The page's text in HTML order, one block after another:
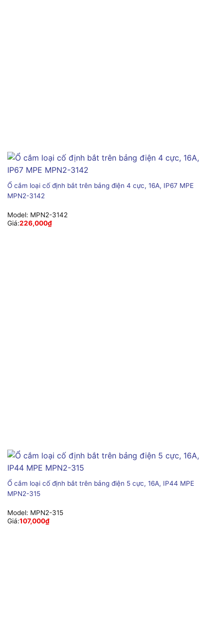
Ổ cắm loại cố định bắt trên bảng điện 4 cực, 16A, IP67 MPE
MPN2-3142
Model: MPN2-3142
Giá:226,000₫
Ổ cắm loại cố định bắt trên bảng điện 5 cực, 16A, IP44 MPE
MPN2-315
Model: MPN2-315
Giá:107,000₫